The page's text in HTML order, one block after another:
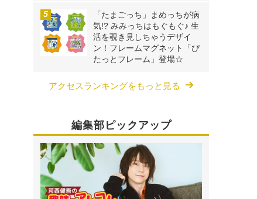
「たまごっち」まめっちが病
気!? みみっちはもぐもぐ♪ 生
活を覗き見しちゃうデザイ
ン！フレームマグネット「ぴ
たっとフレーム」登場☆
アクセスランキングをもっと見る
編集部ピックアップ